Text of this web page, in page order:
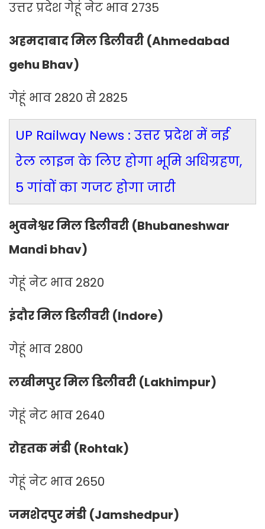
उत्तर प्रदेश गेहूं नेट भाव 2735
अहमदाबाद मिल डिलीवरी (Ahmedabad
gehu Bhav)
गेहूं भाव 2820 से 2825
UP Railway News : उत्तर प्रदेश में नई
रेल लाइन के लिए होगा भूमि अधिग्रहण,
5 गांवों का गजट होगा जारी
भुवनेश्वर मिल डिलीवरी (Bhubaneshwar
Mandi bhav)
गेहूं नेट भाव 2820
इंदौर मिल डिलीवरी (Indore)
गेहूं भाव 2800
लखीमपुर मिल डिलीवरी (Lakhimpur)
गेहूं नेट भाव 2640
रोहतक मंडी (Rohtak)
गेहूं नेट भाव 2650
जमशेदपुर मंडी (Jamshedpur)